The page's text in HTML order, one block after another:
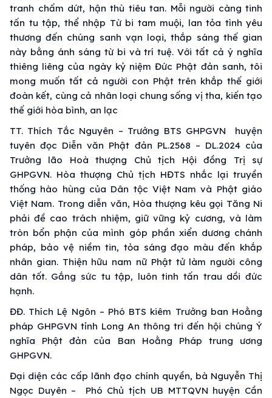
tranh chấm dứt, hận thù tiêu tan. Mỗi người càng tinh
tấn tu tập, thể nhập Từ bi tam muội, lan tỏa tình yêu
thương đến chúng sanh vạn loại, thắp sáng thế gian
này bằng ánh sáng từ bi và trí tuệ. Với tất cả ý nghĩa
thiêng liêng của ngày kỷ niệm Đức Phật đản sanh, tôi
mong muốn tất cả người con Phật trên khắp thế giới
đoàn kết, cùng cả nhân loại chung sống vị tha, kiến tạo
thế giới hòa bình, an lạc
TT. Thích Tắc Nguyên – Trưởng BTS GHPGVN huyện
tuyên đọc Diễn văn Phật đản PL.2568 – DL.2024 của
Trưởng lão Hoà thượng Chủ tịch Hội đồng Trị sự
GHPGVN. Hòa thượng Chủ tịch HĐTS nhắc lại truyền
thống hào hùng của Dân tộc Việt Nam và Phật giáo
Việt Nam. Trong diễn văn, Hòa thượng kêu gọi Tăng Ni
phải đề cao trách nhiệm, giữ vững kỷ cương, và làm
tròn bổn phận của mình góp phần xiển dương chánh
pháp, bảo vệ niềm tin, tỏa sáng đạo màu đến khắp
nhân gian. Thiện hữu nam nữ Phật tử làm người công
dân tốt. Gắng sức tu tập, luôn tinh tấn trau dồi đức
hạnh.
ĐĐ. Thích Lệ Ngôn – Phó BTS kiêm Trưởng ban Hoằng
pháp GHPGVN tỉnh Long An thông tri đến hội chúng Ý
nghĩa Phật đản của Ban Hoằng Pháp trung ương
GHPGVN.
Đại diện các cấp lãnh đạo chính quyền, bà Nguyễn Thị
Ngọc Duyên – Phó Chủ tịch UB MTTQVN huyện Cần